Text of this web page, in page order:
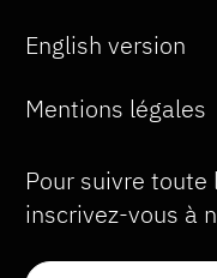
English version
Mentions légales
Pour suivre toute
inscrivez-vous à